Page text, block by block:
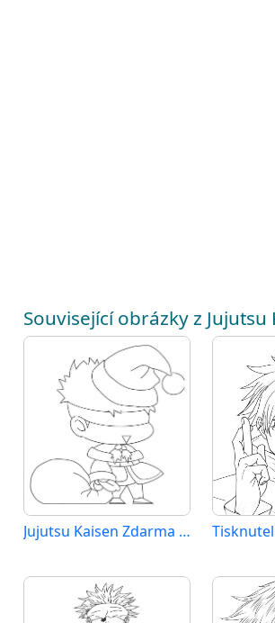
Související obrázky z Jujutsu
Jujutsu Kaisen Zdarma Tisknutelná